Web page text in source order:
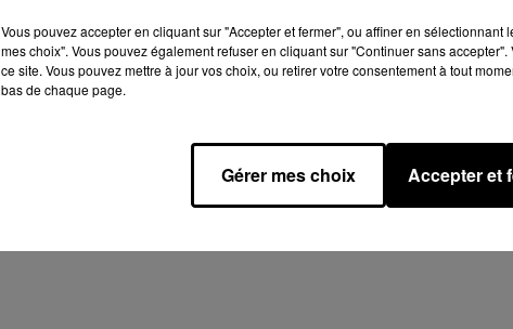
Vous pouvez accepter en cliquant sur "Accepter et fermer", ou affiner en sélectionnant
mes choix". Vous pouvez également refuser en cliquant sur "Continuer sans
ce site. Vous pouvez mettre à jour vos choix, ou retirer votre consentement à tout
bas de chaque page.
Gérer mes choix Accepter et